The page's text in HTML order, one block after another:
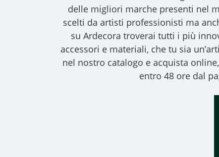
delle migliori marche presenti nel
scelti da artisti professionisti ma
su Ardecora troverai tutti i più
accessori e materiali, che tu sia
nel nostro catalogo e acquista
entro 48 ore dal